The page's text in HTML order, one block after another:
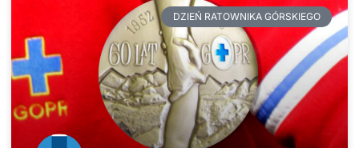
DZIEŃ RATOWNIKA GÓRSKIEGO